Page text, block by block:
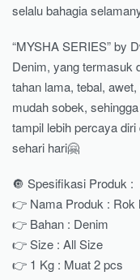
selalu bahagia
“MYSHA SERIES” by
Denim, yang termasuk
tahan lama, tebal,
mudah sobek,
tampil lebih percaya
sehari hari🤗
🔘 Spesifikasi Produk :
👉 Nama Produk : Rok
👉 Bahan : Denim
👉 Size : All Size
👉 1 Kg : Muat 2 pcs